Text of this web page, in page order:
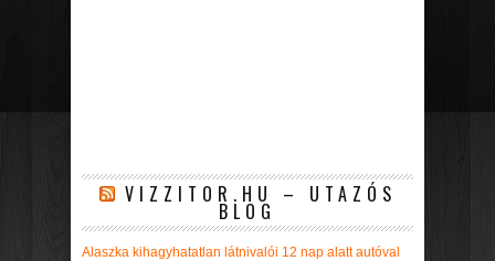
VIZZITOR.HU – UTAZÓS
BLOG
Alaszka kihagyhatatlan látnivalói 12 nap alatt autóval